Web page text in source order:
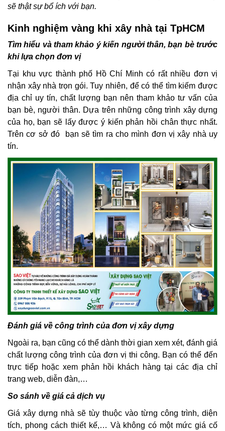
sẽ thật sự bổ ích với bạn.
Kinh nghiệm vàng khi xây nhà tại TpHCM
Tìm hiểu và tham khảo ý kiến người thân, bạn bè trước
khi lựa chọn đơn vị
Tại khu vực thành phố Hồ Chí Minh có rất nhiều đơn vị
nhận xây nhà trọn gói. Tuy nhiên, để có thể tìm kiếm được
địa chỉ uy tín, chất lượng bạn nên tham khảo tư vấn của
bạn bè, người thân. Dựa trên những công trình xây dựng
của họ, bạn sẽ lấy được ý kiến phản hồi chân thực nhất.
Trên cơ sở đó bạn sẽ tìm ra cho mình đơn vị xây nhà uy
tín.
Đánh giá về công trình của đơn vị xây dựng
Ngoài ra, bạn cũng có thể dành thời gian xem xét, đánh giá
chất lượng công trình của đơn vị thi công. Bạn có thể đến
trực tiếp hoặc xem phản hồi khách hàng tại các địa chỉ
trang web, diễn đàn,…
So sánh về giá cả dịch vụ
Giá xây dựng nhà sẽ tùy thuộc vào từng công trình, diện
tích, phong cách thiết kế,… Và không có một mức giá cố